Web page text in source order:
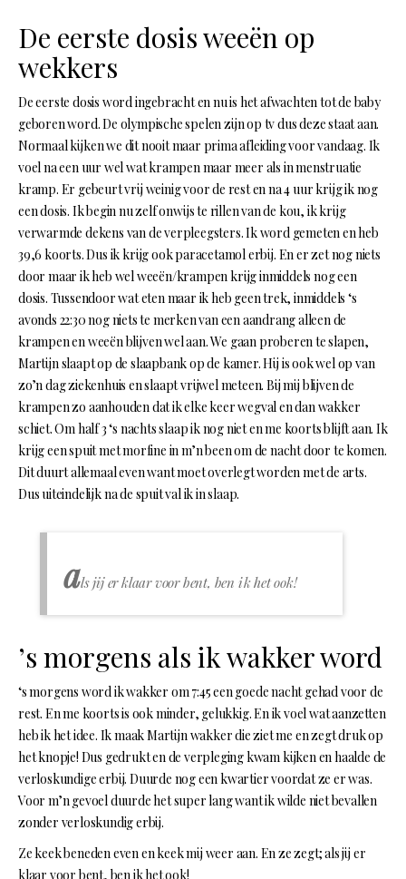
De eerste dosis weeën op
wekkers
De eerste dosis word ingebracht en nu is het afwachten tot de baby
geboren word. De olympische spelen zijn op tv dus deze staat aan.
Normaal kijken we dit nooit maar prima afleiding voor vandaag. Ik
voel na een uur wel wat krampen maar meer als in menstruatie
kramp. Er gebeurt vrij weinig voor de rest en na 4 uur krijg ik nog
een dosis. Ik begin nu zelf onwijs te rillen van de kou, ik krijg
verwarmde dekens van de verpleegsters. Ik word gemeten en heb
39,6 koorts. Dus ik krijg ook paracetamol erbij. En er zet nog niets
door maar ik heb wel weeën/krampen krijg inmiddels nog een
dosis. Tussendoor wat eten maar ik heb geen trek, inmiddels ‘s
avonds 22:30 nog niets te merken van een aandrang alleen de
krampen en weeën blijven wel aan. We gaan proberen te slapen,
Martijn slaapt op de slaapbank op de kamer. Hij is ook wel op van
zo’n dag ziekenhuis en slaapt vrijwel meteen. Bij mij blijven de
krampen zo aanhouden dat ik elke keer wegval en dan wakker
schiet. Om half 3 ‘s nachts slaap ik nog niet en me koorts blijft aan. Ik
krijg een spuit met morfine in m’n been om de nacht door te komen.
Dit duurt allemaal even want moet overlegt worden met de arts.
Dus uiteindelijk na de spuit val ik in slaap.
als jij er klaar voor bent, ben ik het ook!
’s morgens als ik wakker word
‘s morgens word ik wakker om 7:45 een goede nacht gehad voor de
rest. En me koorts is ook minder, gelukkig. En ik voel wat aanzetten
heb ik het idee. Ik maak Martijn wakker die ziet me en zegt druk op
het knopje! Dus gedrukt en de verpleging kwam kijken en haalde de
verloskundige erbij. Duurde nog een kwartier voordat ze er was.
Voor m’n gevoel duurde het super lang want ik wilde niet bevallen
zonder verloskundig erbij.
Ze keek beneden even en keek mij weer aan. En ze zegt; als jij er
klaar voor bent, ben ik het ook!